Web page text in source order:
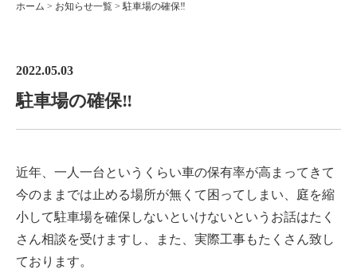
ホーム > お知らせ一覧 > 駐車場の確保‼
2022.05.03
駐車場の確保‼
近年、一人一台というくらい車の保有率が高まってきて
今のままでは止める場所が無くて困ってしまい、庭を縮
小して駐車場を確保しないといけないというお話はたく
さん相談を受けますし、また、実際工事もたくさん致し
ております。